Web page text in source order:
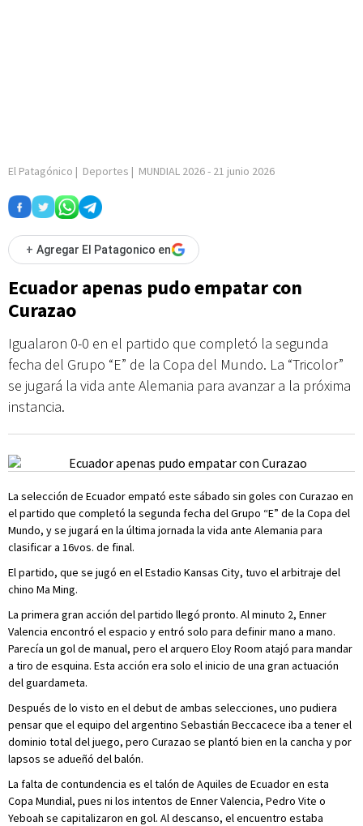
El Patagónico | Deportes | MUNDIAL 2026- 21 junio 2026
+ Agregar El Patagonico en
Ecuador apenas pudo empatar con
Curazao
Igualaron 0-0 en el partido que completó la segunda
fecha del Grupo “E” de la Copa del Mundo. La “Tricolor”
se jugará la vida ante Alemania para avanzar a la próxima
instancia.
La selección de Ecuador empató este sábado sin goles con Curazao en
el partido que completó la segunda fecha del Grupo “E” de la Copa del
Mundo, y se jugará en la última jornada la vida ante Alemania para
clasificar a 16vos. de final.
El partido, que se jugó en el Estadio Kansas City, tuvo el arbitraje del
chino Ma Ming.
La primera gran acción del partido llegó pronto. Al minuto 2, Enner
Valencia encontró el espacio y entró solo para definir mano a mano.
Parecía un gol de manual, pero el arquero Eloy Room atajó para mandar
a tiro de esquina. Esta acción era solo el inicio de una gran actuación
del guardameta.
Después de lo visto en el debut de ambas selecciones, uno pudiera
pensar que el equipo del argentino Sebastián Beccacece iba a tener el
dominio total del juego, pero Curazao se plantó bien en la cancha y por
lapsos se adueñó del balón.
La falta de contundencia es el talón de Aquiles de Ecuador en esta
Copa Mundial, pues ni los intentos de Enner Valencia, Pedro Vite o
Yeboah se capitalizaron en gol. Al descanso, el encuentro estaba